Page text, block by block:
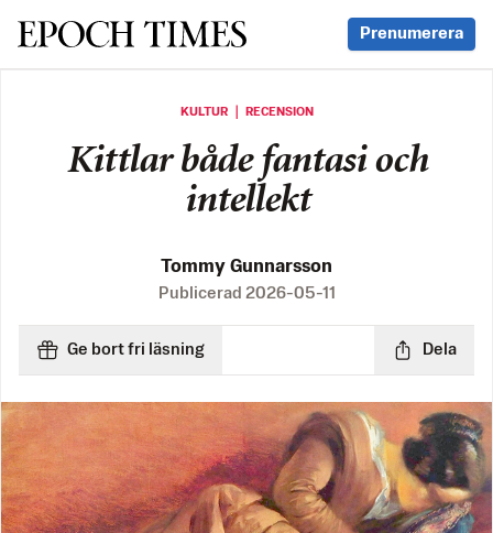
Svenska Epoch Times Prenumerera
KULTUR ｜ RECENSION
Kittlar både fantasi och
intellekt
Tommy Gunnarsson
Publicerad 2026-05-11
Ge bort fri läsning Dela